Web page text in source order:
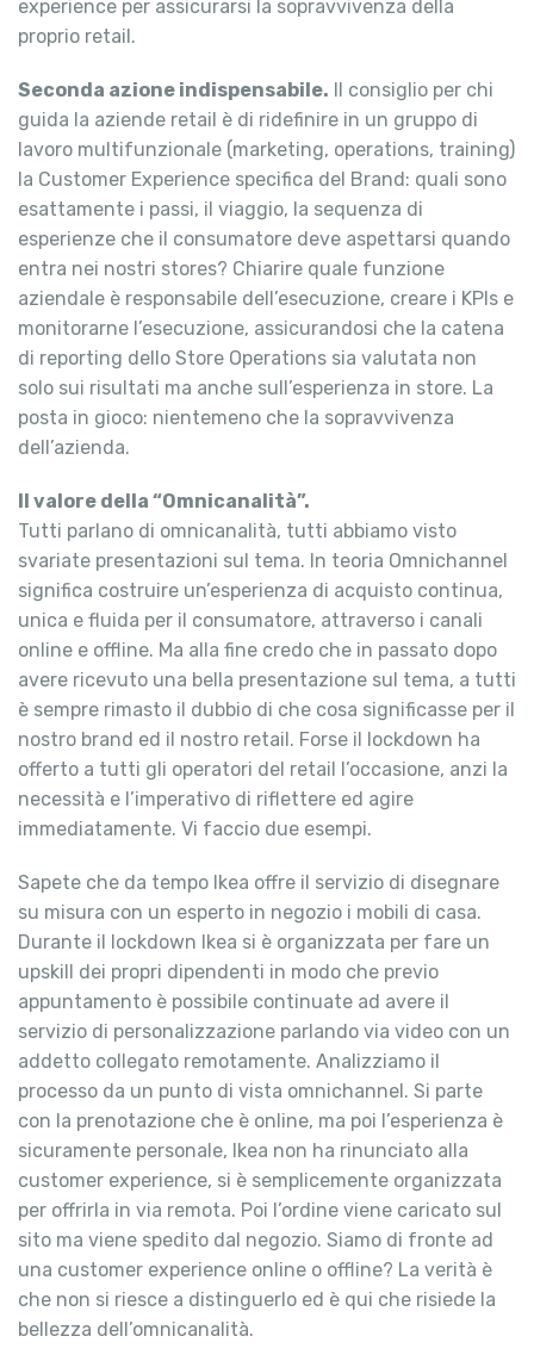
experience per assicurarsi la sopravvivenza della
proprio retail.
Seconda azione indispensabile. Il consiglio per chi
guida la aziende retail è di ridefinire in un gruppo di
lavoro multifunzionale (marketing, operations, training)
la Customer Experience specifica del Brand: quali sono
esattamente i passi, il viaggio, la sequenza di
esperienze che il consumatore deve aspettarsi quando
entra nei nostri stores? Chiarire quale funzione
aziendale è responsabile dell’esecuzione, creare i KPIs e
monitorarne l’esecuzione, assicurandosi che la catena
di reporting dello Store Operations sia valutata non
solo sui risultati ma anche sull’esperienza in store. La
posta in gioco: nientemeno che la sopravvivenza
dell’azienda.
Il valore della “Omnicanalità”.
Tutti parlano di omnicanalità, tutti abbiamo visto
svariate presentazioni sul tema. In teoria Omnichannel
significa costruire un’esperienza di acquisto continua,
unica e fluida per il consumatore, attraverso i canali
online e offline. Ma alla fine credo che in passato dopo
avere ricevuto una bella presentazione sul tema, a tutti
è sempre rimasto il dubbio di che cosa significasse per il
nostro brand ed il nostro retail. Forse il lockdown ha
offerto a tutti gli operatori del retail l’occasione, anzi la
necessità e l’imperativo di riflettere ed agire
immediatamente. Vi faccio due esempi.
Sapete che da tempo Ikea offre il servizio di disegnare
su misura con un esperto in negozio i mobili di casa.
Durante il lockdown Ikea si è organizzata per fare un
upskill dei propri dipendenti in modo che previo
appuntamento è possibile continuate ad avere il
servizio di personalizzazione parlando via video con un
addetto collegato remotamente. Analizziamo il
processo da un punto di vista omnichannel. Si parte
con la prenotazione che è online, ma poi l’esperienza è
sicuramente personale, Ikea non ha rinunciato alla
customer experience, si è semplicemente organizzata
per offrirla in via remota. Poi l’ordine viene caricato sul
sito ma viene spedito dal negozio. Siamo di fronte ad
una customer experience online o offline? La verità è
che non si riesce a distinguerlo ed è qui che risiede la
bellezza dell’omnicanalità.